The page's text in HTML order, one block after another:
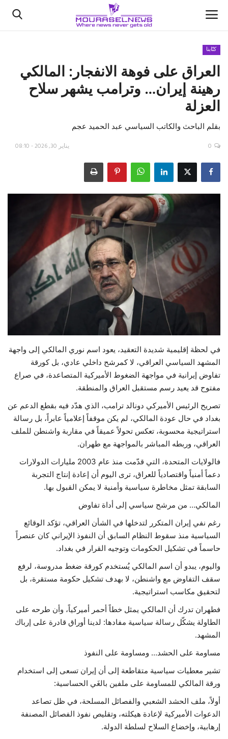
الأخبار
كتّابنا
السعودية
اقتصاد
علوم وتكنولوجيا
فيديو
حياة
كتّابنا
العراق على فوهة الانفجار: المالكي
رهينة إيران… وترامب يشهر سلاح
العزلة
بقلم الباحث والكاتب السياسي عبد الحميد عجم
يناير 30, 2026 - 08:10 0
في لحظة إقليمية شديدة التعقيد، يعود اسم نوري المالكي إلى واجهة
المشهد السياسي العراقي، لا كمرشح داخلي عادي، بل كورقة
تفاوض إيرانية في مواجهة الضغوط الأميركية المتصاعدة، في صراع
مفتوح قد يعيد رسم مستقبل العراق والمنطقة.
تصريح الرئيس الأميركي دونالد ترامب، الذي هدّد فيه بقطع الدعم عن
بغداد في حال عودة المالكي، لم يكن موقفاً إعلامياً عابراً، بل رسالة
استراتيجية محسوبة، تعكس تحولاً عميقاً في مقاربة واشنطن للملف
العراقي، وربطه المباشر بالمواجهة مع طهران.
فالولايات المتحدة، التي قدّمت منذ عام 2003 مليارات الدولارات
دعماً أمنياً واقتصادياً للعراق، ترى اليوم أن إعادة إنتاج التجربة
السابقة تمثل مخاطرة سياسية وأمنية لا يمكن القبول بها.
المالكي… من مرشح سياسي إلى أداة تفاوض
رغم نفي إيران المتكرر لتدخلها في الشأن العراقي، تؤكد الوقائع
السياسية منذ سقوط النظام السابق أن النفوذ الإيراني كان عنصراً
حاسماً في تشكيل الحكومات وتوجيه القرار في بغداد.
واليوم، يبدو أن اسم المالكي يُستخدم كورقة ضغط مدروسة، لرفع
سقف التفاوض مع واشنطن، لا بهدف تشكيل حكومة مستقرة، بل
لتحقيق مكاسب استراتيجية.
فطهران تدرك أن المالكي يمثل خطاً أحمر أميركياً، وأن طرحه على
الطاولة يشكّل رسالة سياسية مفادها: لدينا أوراق قادرة على إرباك
المشهد.
مساومة على الحشد… ومساومة على النفوذ
تشير معطيات سياسية متقاطعة إلى أن إيران تسعى إلى استخدام
ورقة المالكي للمساومة على ملفين بالغَي الحساسية:
أولاً، ملف الحشد الشعبي والفصائل المسلحة، في ظل تصاعد
الدعوات الأميركية لإعادة هيكلته، وتقليص نفوذ الفصائل المصنفة
إرهابية، وإخضاع السلاح لسلطة الدولة.